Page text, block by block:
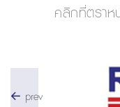
คลิกที่ตราห
prev